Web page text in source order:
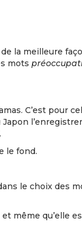
la meilleure
mots
C’est pour
le fond.
le choix des
même qu’elle